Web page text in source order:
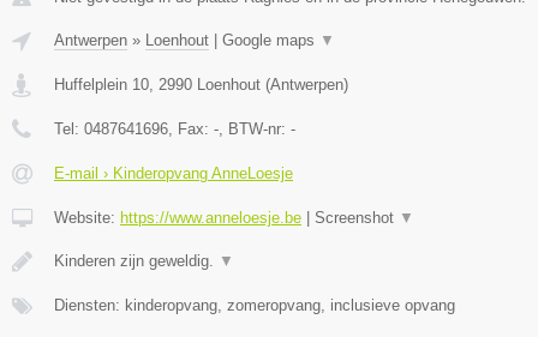
Antwerpen » Loenhout | Google maps ▼
Huffelplein 10 2990 Loenhout (Antwerpen)
Tel: 0487641696 , Fax: - , BTW-nr: -
E-mail › Kinderopvang AnneLoesje
Website: https://www.anneloesje.be | Screenshot ▼
Kinderen zijn geweldig. ▼
Diensten: kinderopvang, zomeropvang, inclusieve opvang